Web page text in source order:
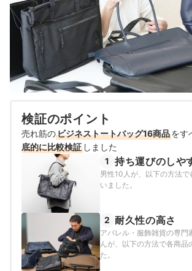
検証のポイント
売れ筋のビジネストートバッグ16商品をす
底的に比較検証 しました
1 持ち運びのしや
男性10人が、以下の方法
いました。
2 耐久性の高さ
アパレル・服飾雑貨の専門
んが、以下の方法で各商品
た。